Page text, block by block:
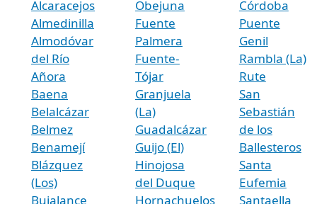
Alcaracejos
Almedinilla
Almodóvar
del Río
Añora
Baena
Belalcázar
Belmez
Benamejí
Blázquez
(Los)
Bujalance
Obejuna
Fuente
Palmera
Fuente-
Tójar
Granjuela
(La)
Guadalcázar
Guijo (El)
Hinojosa
del Duque
Hornachuelos
Córdoba
Puente
Genil
Rambla (La)
Rute
San
Sebastián
de los
Ballesteros
Santa
Eufemia
Santaella